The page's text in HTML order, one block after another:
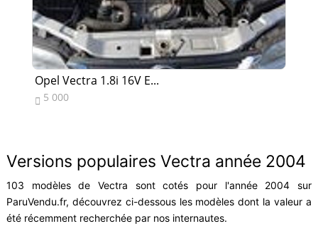
Opel Vectra 1.8i 16V E...
 5 000
Versions populaires Vectra année 2004
103 modèles de Vectra sont cotés pour l'année 2004 sur
ParuVendu.fr, découvrez ci-dessous les modèles dont la valeur a
été récemment recherchée par nos internautes.